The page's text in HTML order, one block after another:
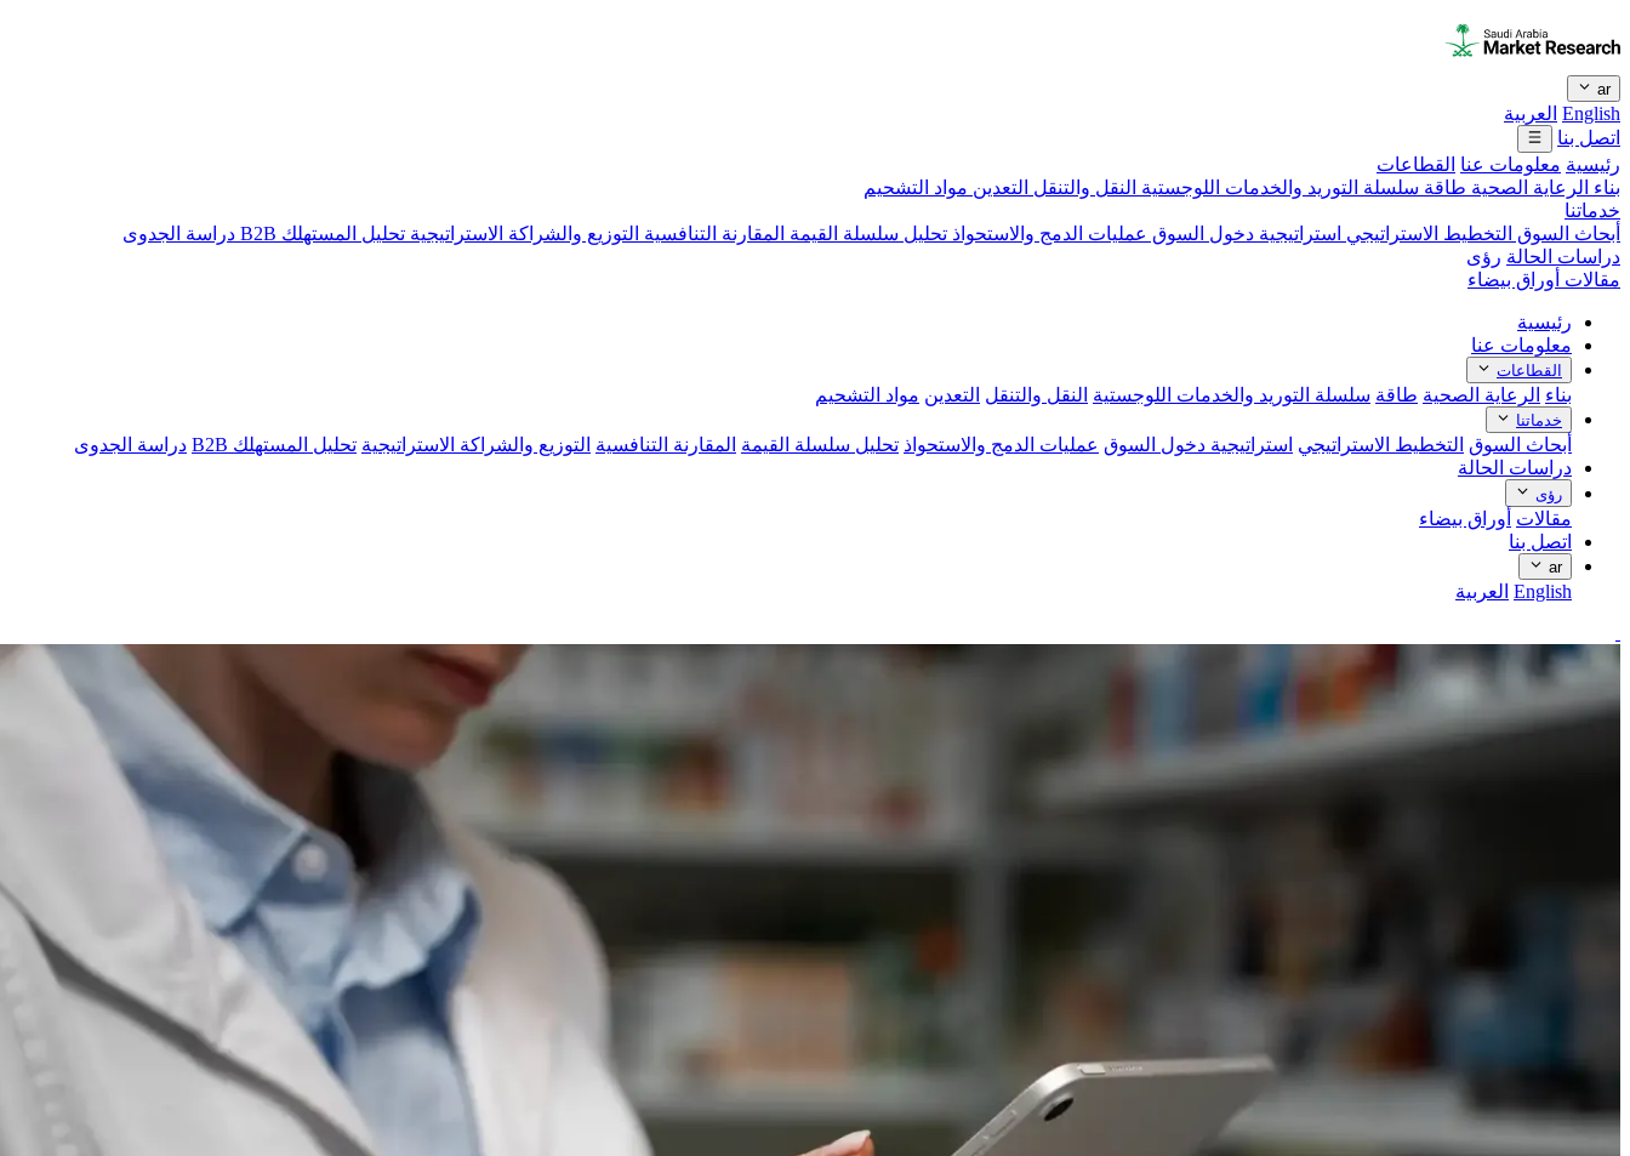
ar
English العربية
اتصل بنا
رئيسية معلومات عنا القطاعات
بناء الرعاية الصحية طاقة سلسلة التوريد والخدمات اللوجستية النقل والتنقل التعدين مواد التشحيم
خدماتنا
أبحاث السوق التخطيط الاستراتيجي استراتيجية دخول السوق عمليات الدمج والاستحواذ تحليل سلسلة القيمة المقارنة التنافسية التوزيع والشراكة الاستراتيجية تحليل المستهلك B2B
دراسة الجدوى
دراسات الحالة رؤى
مقالات أوراق بيضاء
رئيسية
معلومات عنا
القطاعات
بناء الرعاية الصحية طاقة سلسلة التوريد والخدمات اللوجستية النقل والتنقل التعدين مواد التشحيم
خدماتنا
أبحاث السوق التخطيط الاستراتيجي استراتيجية دخول السوق عمليات الدمج والاستحواذ تحليل سلسلة القيمة المقارنة التنافسية التوزيع والشراكة الاستراتيجية تحليل المستهلك B2B
دراسة الجدوى
دراسات الحالة
رؤى
مقالات أوراق بيضاء
اتصل بنا
ar
English العربية